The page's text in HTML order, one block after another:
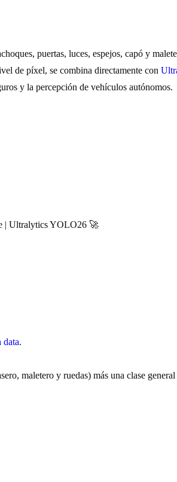
puertas, luces, espejos, capó y
de píxel, se combina directamente con
y la percepción de vehículos autónomos.
| Ultralytics YOLO26 🚀
data.
maletero y ruedas) más una clase general